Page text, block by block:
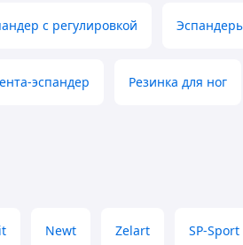
с регулировкой
эспандер Резинка для ног
Newt Zelart SP-Sport